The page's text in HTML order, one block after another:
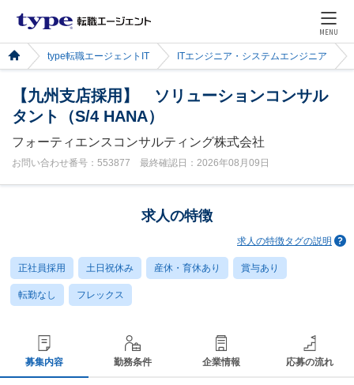
MENU
type転職エージェントIT ITエンジニア・システムエンジニア
【九州支店採用】 ソリューションコンサル
タント（S/4 HANA）
フォーティエンスコンサルティング株式会社
お問い合わせ番号：553877 最終確認日：2026年08月09日
求人の特徴
求人の特徴タグの説明
正社員採用 土日祝休み 産休・育休あり 賞与あり
転勤なし フレックス
募集内容 勤務条件 企業情報 応募の流れ